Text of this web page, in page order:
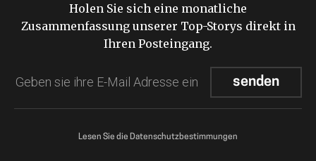
Holen Sie sich eine monatliche
Zusammenfassung unserer Top-Storys direkt in
Ihren Posteingang.
Lesen Sie die Datenschutzbestimmungen